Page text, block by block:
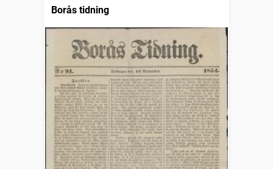
Borås tidning